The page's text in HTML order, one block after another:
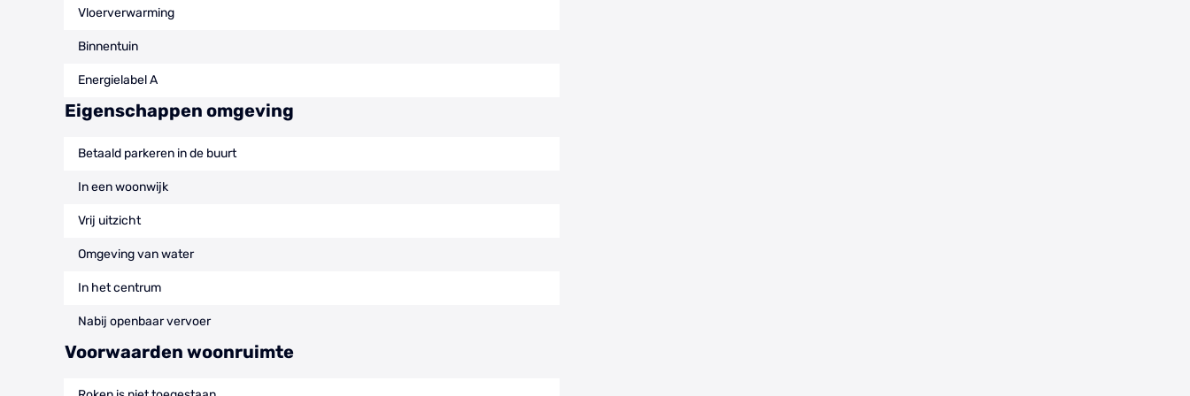
Vloerverwarming
Binnentuin
Energielabel A
Eigenschappen omgeving
Betaald parkeren in de buurt
In een woonwijk
Vrij uitzicht
Omgeving van water
In het centrum
Nabij openbaar vervoer
Voorwaarden woonruimte